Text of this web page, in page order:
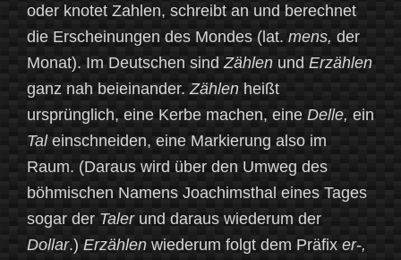
oder knotet Zahlen, schreibt an und berechnet
die Erscheinungen des Mondes (lat. mens, der
Monat). Im Deutschen sind Zählen und Erzählen
ganz nah beieinander. Zählen heißt
ursprünglich, eine Kerbe machen, eine Delle, ein
Taleinschneiden, eine Markierung also im
Raum. (Daraus wird über den Umweg des
böhmischen Namens Joachimsthal eines Tages
sogar der Talerund daraus wiederum der
Dollar.) Erzählen wiederum folgt dem Präfix er-,